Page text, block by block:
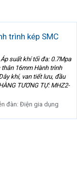
trình kép SMC
suất khí tối đa: 0.7Mpa
16mm Hành trình
khí, van tiết lưu, đầu
TƯƠNG TỰ: MHZ2-
đàn:Điện gia dụng